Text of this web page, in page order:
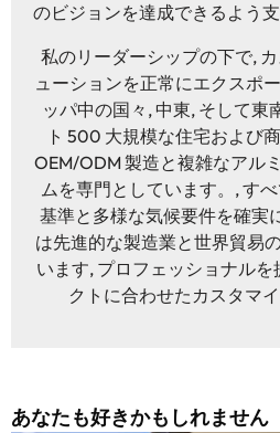
のビジョンを達成できるよう
私のリーダーシップの下で,
ューションを正常にエクスポ
ッパ中の国々, 中東, そして東
ト 500 大規模な住宅および
OEM/ODM 製造と複雑なアル
ムを専門としています。, す
基準と多様な気候要件を確実
は先進的な製造業と世界貿易
います, プロフェッショナル
クトに合わせたカスタマ
あなたも好きかもしれません